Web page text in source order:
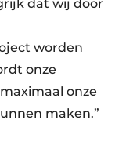
dat wij door
worden
onze
onze
maken.”